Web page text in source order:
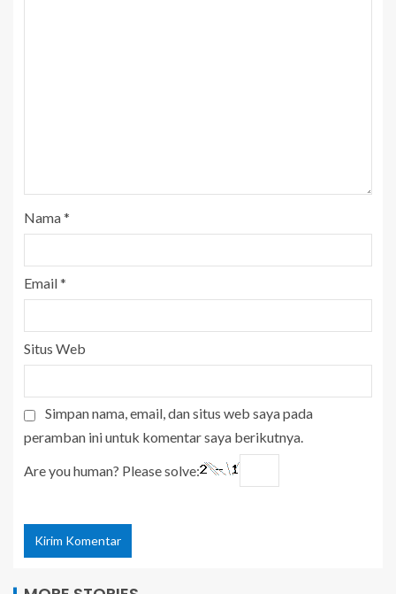
Nama*
Email*
Situs Web
Simpan nama, email, dan situs web saya pada
peramban ini untuk komentar saya berikutnya.
Are you human? Please solve: